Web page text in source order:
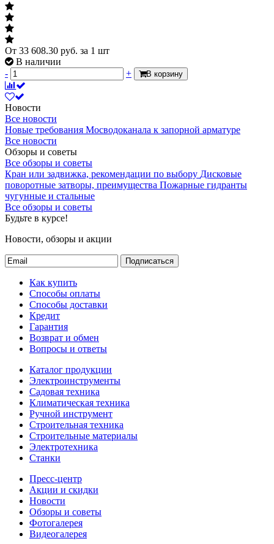
От 33 608.30 руб. за 1 шт
В наличии
-
+ В корзину
Новости
Все новости
Новые требования Мосводоканала к запорной арматуре
Все новости
Обзоры и советы
Все обзоры и советы
Кран или задвижка, рекомендации по выбору Дисковые
поворотные затворы, преимущества Пожарные гидранты
чугунные и стальные
Все обзоры и советы
Будьте в курсе!
Новости, обзоры и акции
Подписаться
Как купить
Способы оплаты
Способы доставки
Кредит
Гарантия
Возврат и обмен
Вопросы и ответы
Каталог продукции
Электроинструменты
Садовая техника
Климатическая техника
Ручной инструмент
Строительная техника
Строительные материалы
Электротехника
Станки
Пресс-центр
Акции и скидки
Новости
Обзоры и советы
Фотогалерея
Видеогалерея